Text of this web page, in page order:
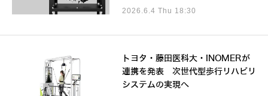
2026.6.4 Thu 18:30
トヨタ・藤田医科大・INOMERが
連携を発表 次世代型歩行リハビリ
システムの実現へ